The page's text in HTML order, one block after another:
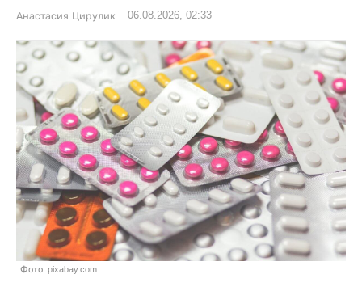
Анастасия Цирулик 06.08.2026, 02:33
Фото: pixabay.com